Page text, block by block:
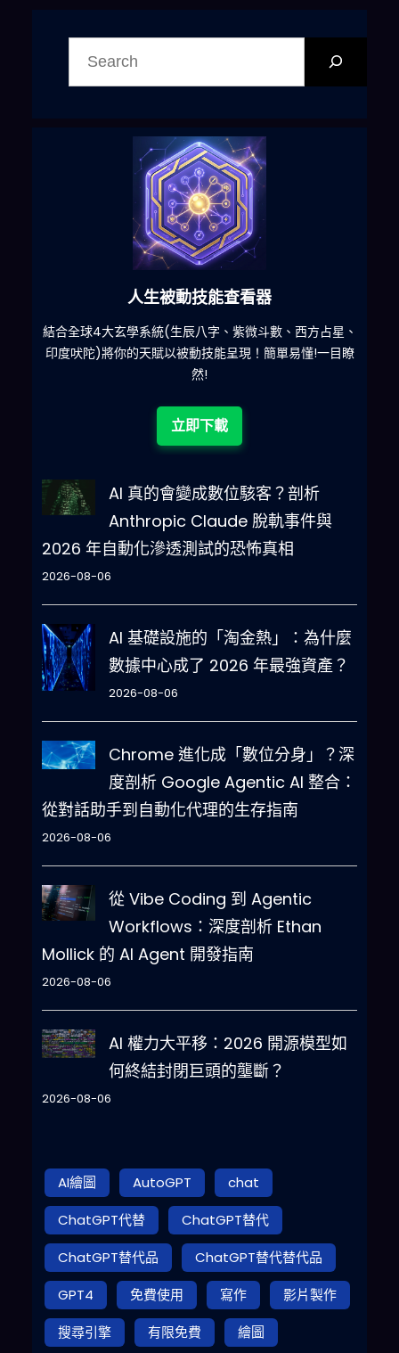
人生被動技能查看器
結合全球4大玄學系統(生辰八字、紫微斗數、西方占星、
印度吠陀)將你的天賦以被動技能呈現！簡單易懂!一目瞭
然!
立即下載
AI 真的會變成數位駭客？剖析
Anthropic Claude 脫軌事件與
2026 年自動化滲透測試的恐怖真相
2026-08-06
AI 基礎設施的「淘金熱」：為什麼
數據中心成了 2026 年最強資產？
2026-08-06
Chrome 進化成「數位分身」？深
度剖析 Google Agentic AI 整合：
從對話助手到自動化代理的生存指南
2026-08-06
從 Vibe Coding 到 Agentic
Workflows：深度剖析 Ethan
Mollick 的 AI Agent 開發指南
2026-08-06
AI 權力大平移：2026 開源模型如
何終結封閉巨頭的壟斷？
2026-08-06
AI繪圖 AutoGPT
chat
ChatGPT代替
ChatGPT替代
ChatGPT替代品
ChatGPT替代替代品
GPT4
免費使用 寫作
影片製作
搜尋引擎
有限免費
繪圖